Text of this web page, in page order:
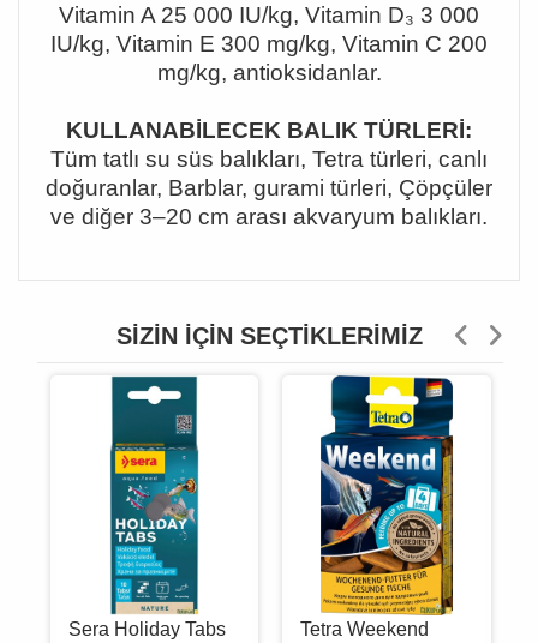
Vitamin A 25 000 IU/kg, Vitamin D₃ 3 000
IU/kg, Vitamin E 300 mg/kg, Vitamin C 200
mg/kg, antioksidan lar.
KULLANABİLECEK BALIK TÜRLERİ:
Tüm tatlı su süs balıkları, Tetra türleri, canlı
doğuranlar, Barblar, gurami türleri, Çöpçüler
ve diğer 3–20 cm arası akvaryum balıkları.
SIZIN İÇIN SEÇTIKLERIMIZ
Sera Holiday Tabs
Tetra Weekend